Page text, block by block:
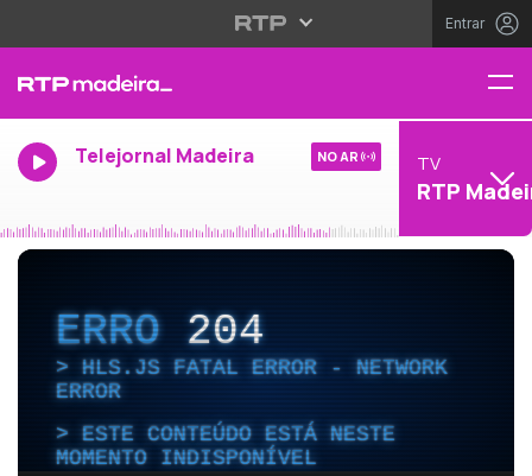
Entrar
Telejornal Madeira NO AR TV
RTP
ERRO204
HLS.JS FATAL ERROR - NETWORK
ERROR
ESTE CONTEÚDO ESTÁ NESTE
MOMENTO INDISPONÍVEL